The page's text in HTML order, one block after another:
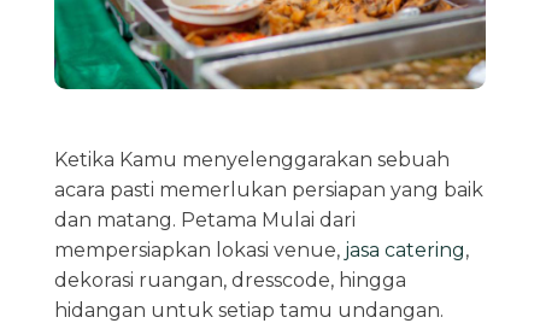
Ketika Kamu menyelenggarakan sebuah
acara pasti memerlukan persiapan yang baik
dan matang. Petama Mulai dari
mempersiapkan lokasi venue, jasa catering,
dekorasi ruangan, dresscode, hingga
hidangan untuk setiap tamu undangan.